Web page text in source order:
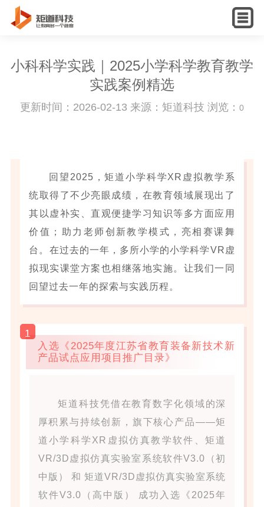
English
小科科学实践｜2025小学科学教育教学
实践案例精选
更新时间：2026-02-13 来源：矩道科技 浏览： 0
回望2025，矩道小学科学XR虚拟教学系
统取得了不少亮眼成绩，在教育领域展现出了
其以虚补实、直观便捷学习知识等多方面应用
价值；助力老师创新教学模式，亮相赛课舞
台。在过去的一年，多所小学的小学科学VR虚
拟现实课堂方案也相继落地实施。让我们一同
回望过去一年的探索与实践历程。
1
入选《2025年度江苏省教育装备新技术新
产品试点应用项目推广目录》
矩道科技凭借在教育数字化领域的深
厚积累与持续创新，旗下核心产品——矩
道小学科学XR虚拟仿真教学软件、矩道
VR/3D虚拟仿真实验室系统软件V3.0（初
中版） 和 矩道VR/3D虚拟仿真实验室系统
软件V3.0（高中版） 成功入选《2025年